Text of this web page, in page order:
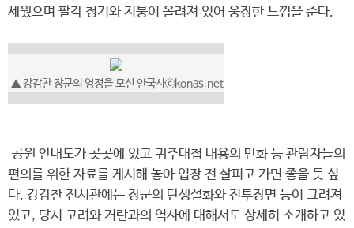
세웠으며 팔각 청기와 지붕이 올려져 있어 웅장한 느낌을 준다.
▲ 강감찬 장군의 영정을 모신 안국사ⓒkonas.net
공원 안내도가 곳곳에 있고 귀주대첩 내용의 만화 등 관람자들의
편의를 위한 자료를 게시해 놓아 입장 전 살피고 가면 좋을 듯 싶
다. 강감찬 전시관에는 장군의 탄생설화와 전투장면 등이 그려져
있고, 당시 고려와 거란과의 역사에 대해서도 상세히 소개하고 있